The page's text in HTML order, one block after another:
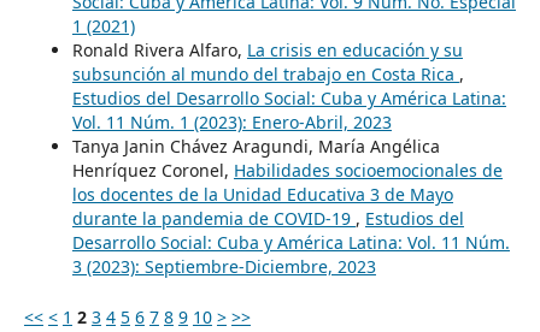
1 (2021)
Ronald Rivera Alfaro, La crisis en educación y su
subsunción al mundo del trabajo en Costa Rica ,
Estudios del Desarrollo Social: Cuba y América Latina:
Vol. 11 Núm. 1 (2023): Enero-Abril, 2023
Tanya Janin Chávez Aragundi, María Angélica
Henríquez Coronel, Habilidades socioemocionales de
los docentes de la Unidad Educativa 3 de Mayo
durante la pandemia de COVID-19 , Estudios del
Desarrollo Social: Cuba y América Latina: Vol. 11 Núm.
3 (2023): Septiembre-Diciembre, 2023
<< < 1 2 3 4 5 6 7 8 9 10 > >>